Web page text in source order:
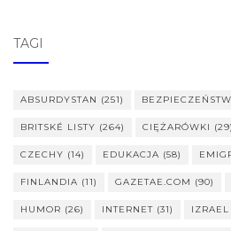
TAGI
ABSURDYSTAN (251)
BRITSKÉ LISTY (264) CIĘŻARÓWKI (29)
CZECHY (14) EDUKACJA (58)
FINLANDIA (11) GAZETAE.COM (90)
HUMOR (26) INTERNET (31) IZRAEL